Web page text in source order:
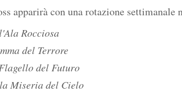
apparirà con una rotazione settimanale
Rocciosa
del Terrore
del Futuro
Miseria del Cielo